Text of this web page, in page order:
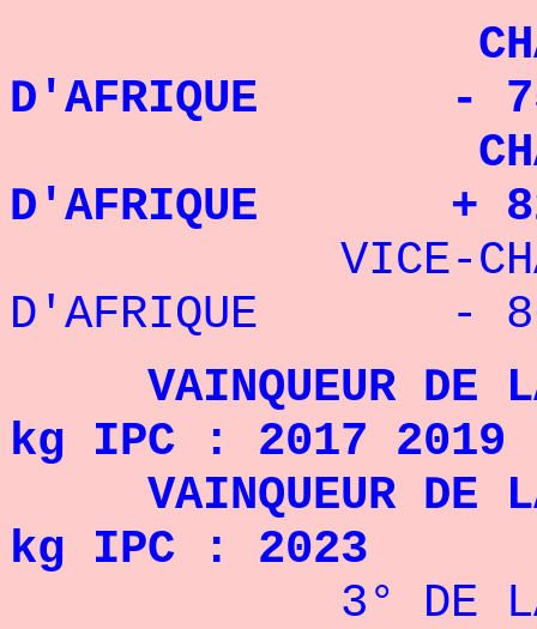
D'AFRIQUE -
D'AFRIQUE +
VICE-
D'AFRIQUE -
VAINQUEUR DE LA
kg IPC : 2017 2019
VAINQUEUR DE LA
kg IPC : 2023
3° DE LA